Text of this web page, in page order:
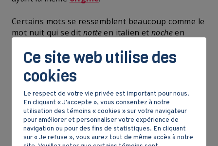
Certains mots se ressemblent beaucoup comme le
mot nuit qui se dit notteen italien et nocheen
iroquoiennes. Elles font partie de la même famille
linguistique, mais elles ne se comprennent pas
tout le temps.
Des mots toujours présents
Aujourd’hui, plusieurs langues autochtones ont
disparu. On en retrouve tout de même des traces
Ce site web utilise des
cookies
Le respect de votre vie privée est important pour nous.
En cliquant « J'accepte », vous consentez à notre
utilisation des témoins « cookies » sur votre navigateur
pour améliorer et personnaliser votre expérience de
navigation ou pour des fins de statistiques. En cliquant
sur « Je refuse », vous aurez tout de même accès à notre